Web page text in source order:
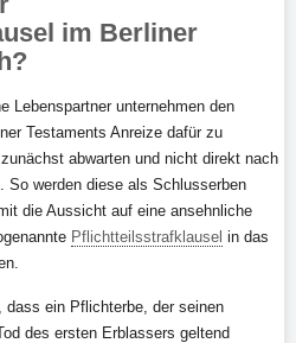
im Berliner
Lebenspartner unternehmen den
Testaments Anreize dafür zu
abwarten und nicht direkt nach
So werden diese als Schlusserben
die Aussicht auf eine ansehnliche
Pflichtteilsstrafklausel in das
dass ein Pflichterbe, der seinen
des ersten Erblassers geltend